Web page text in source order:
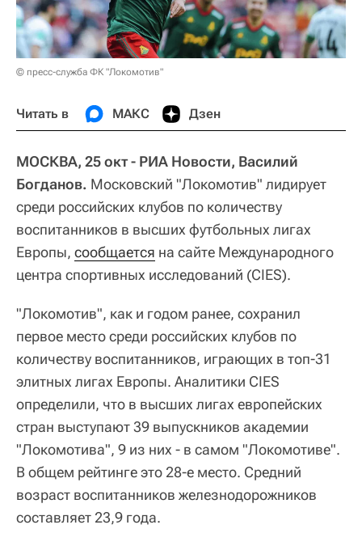
© пресс-служба ФК "Локомотив"
Читать в МАКС Дзен
МОСКВА, 25 окт - РИА Новости, Василий
Богданов. Московский "Локомотив" лидирует
среди российских клубов по количеству
воспитанников в высших футбольных лигах
Европы, сообщается на сайте Международного
центра спортивных исследований (CIES).
"Локомотив", как и годом ранее, сохранил
первое место среди российских клубов по
количеству воспитанников, играющих в топ-31
элитных лигах Европы. Аналитики CIES
определили, что в высших лигах европейских
стран выступают 39 выпускников академии
"Локомотива", 9 из них - в самом "Локомотиве".
В общем рейтинге это 28-е место. Средний
возраст воспитанников железнодорожников
составляет 23,9 года.